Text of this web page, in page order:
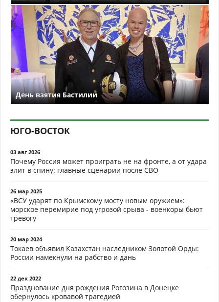
День взятия Бастилии
ЮГО-ВОСТОК
03 авг 2026
Почему Россия может проиграть не на фронте, а от удара
элит в спину: главные сценарии после СВО
26 мар 2025
«ВСУ ударят по Крымскому мосту новым оружием»:
морское перемирие под угрозой срыва - военкоры бьют
тревогу
20 мар 2024
Токаев объявил Казахстан наследником Золотой Орды:
России намекнули на рабство и дань
22 дек 2022
Празднование дня рождения Рогозина в Донецке
обернулось кровавой трагедией